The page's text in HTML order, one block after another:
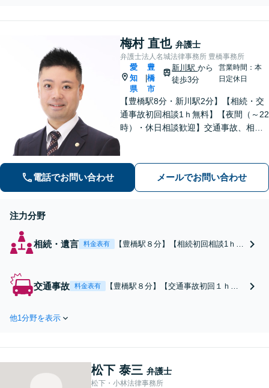
にご相談ください【弁護士歴10年】
梅村 直也 弁護士
弁護士法人名城法律事務所 豊橋事務所
愛
知
県
豊
橋
市
新川駅から
徒歩3分
営業時間：本
日定休日
【豊橋駅8分・新川駅2分】【相続・交
通事故初回相談1ｈ無料】【夜間（～22
時）・休日相談歓迎】交通事故、相
誠心誠意取り組みます。少しでもお悩
みがあれば、お気軽にご相談くださ
い。
電話でお問い合わせ メールでお問い合わせ
注力分野
相続・遺言 料金表有
【豊橋駅８分】【相続初回相談1ｈ無
っている方も丁寧にサポートいたし
交通事故 料金表有
【豊橋駅８分】【交通事故初回１ｈ相
よかったと思ってもらえるよう尽力し
他1分野を表示
松下 泰三 弁護士
松下・小林法律事務所